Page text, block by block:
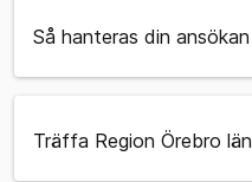
Så hanteras din ansökan
Träffa Region Örebro län